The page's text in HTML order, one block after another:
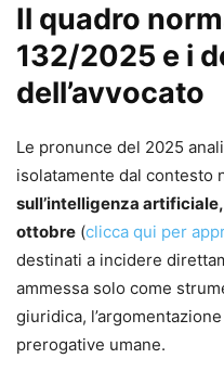
Il quadro
132/2025 e i
dell’avvocato
Le pronunce del 2025
isolatamente dal contesto
sull’intelligenza
ottobre (clicca qui per
destinati a incidere
ammessa solo come
giuridica,
prerogative umane.